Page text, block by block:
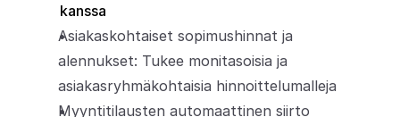
kanssa
Asiakaskohtaiset sopimushinnat ja
alennukset: Tukee monitasoisia ja
asiakasryhmäkohtaisia hinnoittelumalleja
Myyntitilausten automaattinen siirto